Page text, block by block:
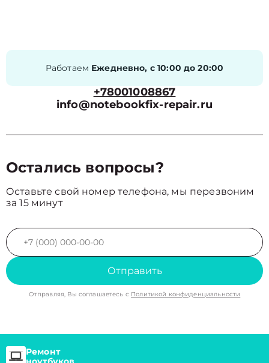
Работаем Ежедневно, с 10:00 до 20:00
+78001008867
info@notebookfix-repair.ru
Остались вопросы?
Оставьте свой номер телефона, мы перезвоним
за 15 минут
Отправить
Отправляя, Вы соглашаетесь с Политикой конфиденциальности
Ремонт